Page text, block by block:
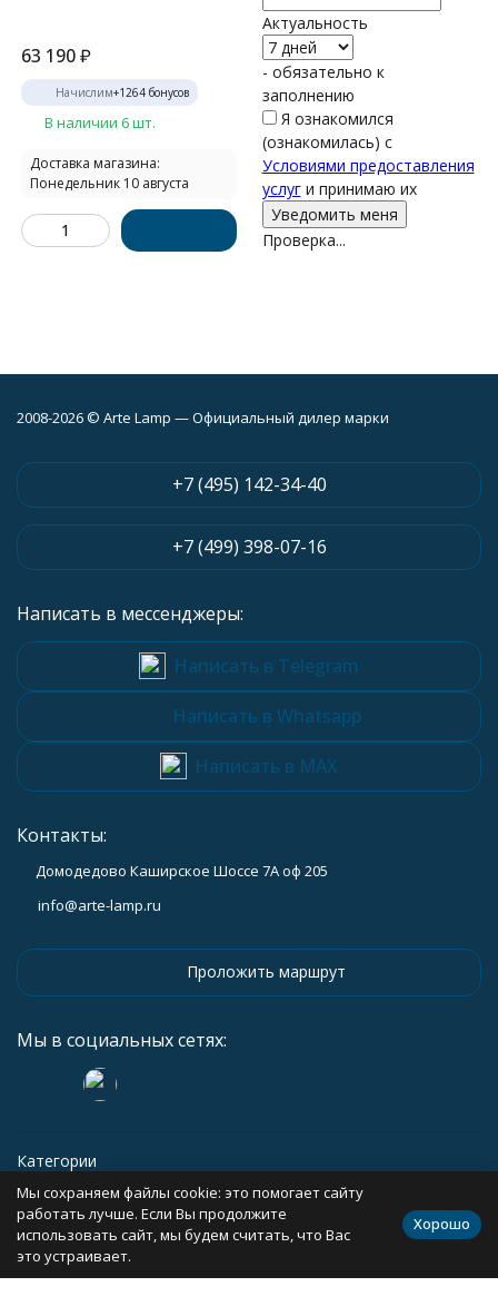
63 190₽
Начислим+1264 бонусов
В наличии 6 шт.
Доставка магазина:
Понедельник 10 августа
Актуальность
- обязательно к
заполнению
Я ознакомился
(ознакомилась) с
Условиями предоставления
услуги принимаю их
Проверка...
2008-2026 © Arte Lamp — Официальный дилер марки
+7 (495) 142-34-40
+7 (499) 398-07-16
Написать в мессенджеры:
Написать в Telegram
Написать в Whatsapp
Написать в MAX
Контакты:
Домодедово Каширское Шоссе 7А оф 205
info@arte-lamp.ru
Проложить маршрут
Мы в социальных сетях:
Категории
Информация
Политика персональных данных Карта сайта
Мы сохраняем файлы cookie: это помогает сайту
работать лучше. Если Вы продолжите
использовать сайт, мы будем считать, что Вас
это устраивает.
Хорошо